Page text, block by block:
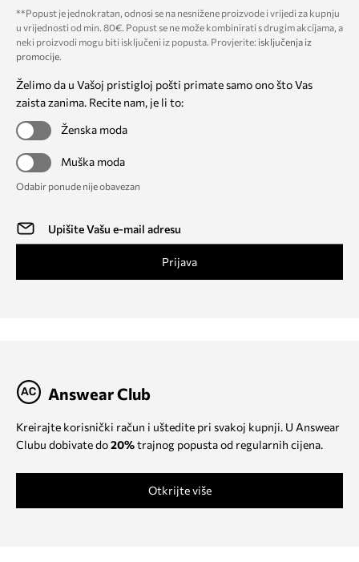
**Popust je jednokratan, odnosi se na nesnižene proizvode i vrijedi za kupnju
u vrijednosti od min. 80€. Popust se ne može kombinirati s drugim akcijama, a
neki proizvodi mogu biti isključeni iz popusta. Provjerite: isključenja iz
promocije.
Želimo da u Vašoj pristigloj pošti primate samo ono što Vas
zaista zanima. Recite nam, je li to:
Ženska moda
Muška moda
Odabir ponude nije obavezan
Prijava
Answear Club
Kreirajte korisnički račun i uštedite pri svakoj kupnji. U Answear
Clubu dobivate do20%trajnog popusta od regularnih cijena.
Otkrijte više